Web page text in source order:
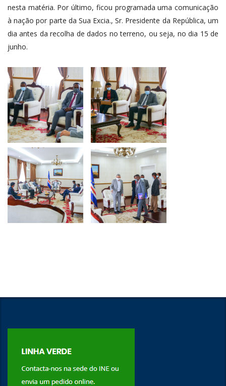
nesta matéria. Por último, ficou programada uma comunicação
à nação por parte da Sua Excia., Sr. Presidente da República, um
dia antes da recolha de dados no terreno, ou seja, no dia 15 de
junho.